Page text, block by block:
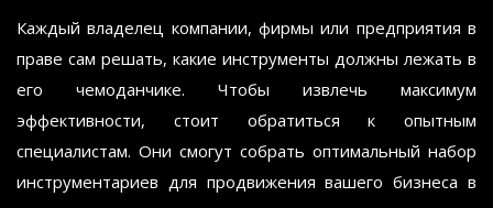
Каждый владелец компании, фирмы или предприятия в
праве сам решать, какие инструменты должны лежать в
его чемоданчике. Чтобы извлечь максимум
эффективности, стоит обратиться к опытным
специалистам. Они смогут собрать оптимальный набор
инструментариев для продвижения вашего бизнеса в